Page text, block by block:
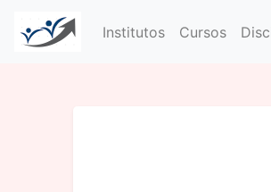
Institutos Cursos